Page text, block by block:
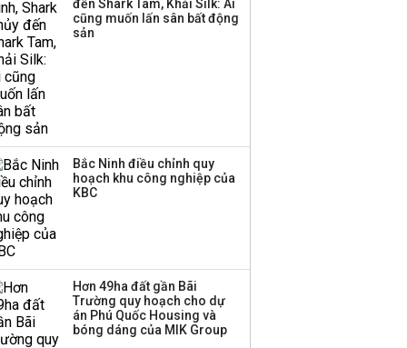
đến Shark Tam, Khải Silk: Ai
cũng muốn lấn sân bất động
sản
Bắc Ninh điều chỉnh quy
hoạch khu công nghiệp của
KBC
Hơn 49ha đất gần Bãi
Trường quy hoạch cho dự
án Phú Quốc Housing và
bóng dáng của MIK Group